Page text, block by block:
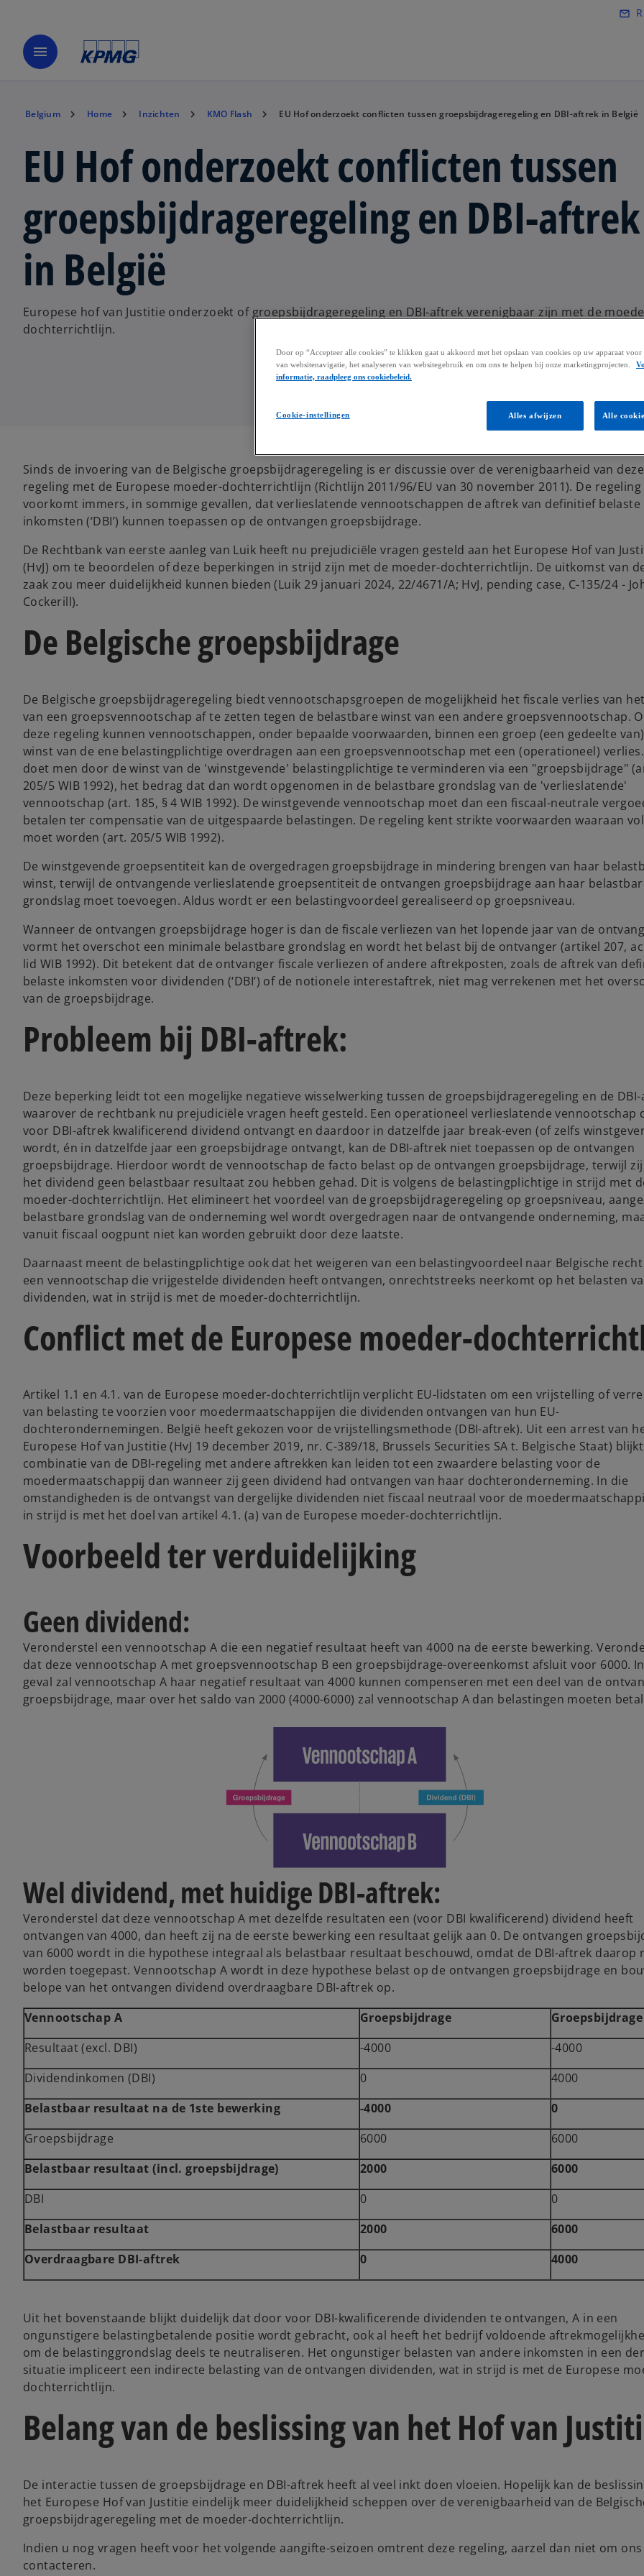
mail_outline
menu
Belgium Home Inzichten KMO Flash EU Hof onderzoekt conflicten tussen groepsbijdrageregeling en DBI-aftrek in België
EU Hof onderzoekt conflicten tussen
groepsbijdrageregeling en DBI-aftrek
in België
Europese hof van Justitie onderzoekt of groepsbijdrageregeling en DBI-aftrek verenigbaar zijn met de
dochterrichtlijn.
Sinds de invoering van de Belgische groepsbijdrageregeling is er discussie over de verenigbaarheid van deze
regeling met de Europese moeder-dochterrichtlijn (Richtlijn 2011/96/EU van 30 november 2011). De regeling
voorkomt immers, in sommige gevallen, dat verlieslatende vennootschappen de aftrek van definitief belaste
inkomsten (‘DBI’) kunnen toepassen op de ontvangen groepsbijdrage.
De Rechtbank van eerste aanleg van Luik heeft nu prejudiciële vragen gesteld aan het Europese Hof van
(HvJ) om te beoordelen of deze beperkingen in strijd zijn met de moeder-dochterrichtlijn. De uitkomst van
zaak zou meer duidelijkheid kunnen bieden (Luik 29 januari 2024, 22/4671/A; HvJ, pending case, C-135/24 -
Cockerill).
De Belgische groepsbijdrage
De Belgische groepsbijdrageregeling biedt vennootschapsgroepen de mogelijkheid het fiscale verlies van
van een groepsvennootschap af te zetten tegen de belastbare winst van een andere groepsvennootschap.
deze regeling kunnen vennootschappen, onder bepaalde voorwaarden, binnen een groep (een gedeelte
winst van de ene belastingplichtige overdragen aan een groepsvennootschap met een (operationeel)
doet men door de winst van de 'winstgevende' belastingplichtige te verminderen via een "groepsbijdrage"
205/5 WIB 1992), het bedrag dat dan wordt opgenomen in de belastbare grondslag van de 'verlieslatende'
vennootschap (art. 185, § 4 WIB 1992). De winstgevende vennootschap moet dan een fiscaal-neutrale
betalen ter compensatie van de uitgespaarde belastingen. De regeling kent strikte voorwaarden waaraan
moet worden (art. 205/5 WIB 1992).
De winstgevende groepsentiteit kan de overgedragen groepsbijdrage in mindering brengen van haar
winst, terwijl de ontvangende verlieslatende groepsentiteit de ontvangen groepsbijdrage aan haar
grondslag moet toevoegen. Aldus wordt er een belastingvoordeel gerealiseerd op groepsniveau.
Wanneer de ontvangen groepsbijdrage hoger is dan de fiscale verliezen van het lopende jaar van de
vormt het overschot een minimale belastbare grondslag en wordt het belast bij de ontvanger (artikel 207,
lid WIB 1992). Dit betekent dat de ontvanger fiscale verliezen of andere aftrekposten, zoals de aftrek van
belaste inkomsten voor dividenden (‘DBI’) of de notionele interestaftrek, niet mag verrekenen met het
van de groepsbijdrage.
Probleem bij DBI-aftrek:
Deze beperking leidt tot een mogelijke negatieve wisselwerking tussen de groepsbijdrageregeling en de
waarover de rechtbank nu prejudiciële vragen heeft gesteld. Een operationeel verlieslatende vennootschap
voor DBI-aftrek kwalificerend dividend ontvangt en daardoor in datzelfde jaar break-even (of zelfs
wordt, én in datzelfde jaar een groepsbijdrage ontvangt, kan de DBI-aftrek niet toepassen op de ontvangen
groepsbijdrage. Hierdoor wordt de vennootschap de facto belast op de ontvangen groepsbijdrage, terwijl
het dividend geen belastbaar resultaat zou hebben gehad. Dit is volgens de belastingplichtige in strijd met
moeder-dochterrichtlijn. Het elimineert het voordeel van de groepsbijdrageregeling op groepsniveau,
belastbare grondslag van de onderneming wel wordt overgedragen naar de ontvangende onderneming,
vanuit fiscaal oogpunt niet kan worden gebruikt door deze laatste.
Daarnaast meent de belastingplichtige ook dat het weigeren van een belastingvoordeel naar Belgische
een vennootschap die vrijgestelde dividenden heeft ontvangen, onrechtstreeks neerkomt op het belasten
dividenden, wat in strijd is met de moeder-dochterrichtlijn.
Conflict met de Europese moeder-
Artikel 1.1 en 4.1. van de Europese moeder-dochterrichtlijn verplicht EU-lidstaten om een vrijstelling of
van belasting te voorzien voor moedermaatschappijen die dividenden ontvangen van hun EU-
dochterondernemingen. België heeft gekozen voor de vrijstellingsmethode (DBI-aftrek). Uit een arrest van
Europese Hof van Justitie (HvJ 19 december 2019, nr. C-389/18, Brussels Securities SA t. Belgische Staat)
combinatie van de DBI-regeling met andere aftrekken kan leiden tot een zwaardere belasting voor de
moedermaatschappij dan wanneer zij geen dividend had ontvangen van haar dochteronderneming. In die
omstandigheden is de ontvangst van dergelijke dividenden niet fiscaal neutraal voor de
in strijd is met het doel van artikel 4.1. (a) van de Europese moeder-dochterrichtlijn.
Voorbeeld ter verduidelijking
Geen dividend:
Veronderstel een vennootschap A die een negatief resultaat heeft van 4000 na de eerste bewerking.
dat deze vennootschap A met groepsvennootschap B een groepsbijdrage-overeenkomst afsluit voor 6000.
geval zal vennootschap A haar negatief resultaat van 4000 kunnen compenseren met een deel van de
groepsbijdrage, maar over het saldo van 2000 (4000-6000) zal vennootschap A dan belastingen moeten
Wel dividend, met huidige DBI-aftrek:
Veronderstel dat deze vennootschap A met dezelfde resultaten een (voor DBI kwalificerend) dividend heeft
ontvangen van 4000, dan heeft zij na de eerste bewerking een resultaat gelijk aan 0. De ontvangen
van 6000 wordt in die hypothese integraal als belastbaar resultaat beschouwd, omdat de DBI-aftrek daarop
worden toegepast. Vennootschap A wordt in deze hypothese belast op de ontvangen groepsbijdrage en
belope van het ontvangen dividend overdraagbare DBI-aftrek op.
Vennootschap A
Groepsbijdrage
Resultaat (excl. DBI)
-4000
-4000
Dividendinkomen (DBI)
0
4000
Belastbaar resultaat na de 1ste bewerking
-4000
0
Groepsbijdrage
6000
6000
Belastbaar resultaat (incl. groepsbijdrage)
2000
6000
DBI
0
0
Belastbaar resultaat
2000
6000
Overdraagbare DBI-aftrek
0 4000
Uit het bovenstaande blijkt duidelijk dat door voor DBI-kwalificerende dividenden te ontvangen, A in een
ongunstigere belastingbetalende positie wordt gebracht, ook al heeft het bedrijf voldoende
om de belastinggrondslag deels te neutraliseren. Het ongunstiger belasten van andere inkomsten in een
situatie impliceert een indirecte belasting van de ontvangen dividenden, wat in strijd is met de Europese
dochterrichtlijn.
Belang van de beslissing van het Hof van
De interactie tussen de groepsbijdrage en DBI-aftrek heeft al veel inkt doen vloeien. Hopelijk kan de
het Europese Hof van Justitie eindelijk meer duidelijkheid scheppen over de verenigbaarheid van de
groepsbijdrageregeling met de moeder-dochterrichtlijn.
Indien u nog vragen heeft voor het volgende aangifte-seizoen omtrent deze regeling, aarzel dan niet om
contacteren.
Door op “Accepteer alle cookies” te klikken gaat u akkoord met het opslaan van cookies op uw apparaat voor
van websitenavigatie, het analyseren van websitegebruik en om ons te helpen bij onze marketingprojecten.
informatie, raadpleeg ons cookiebeleid.
Cookie-instellingen Alles afwijzen Alle